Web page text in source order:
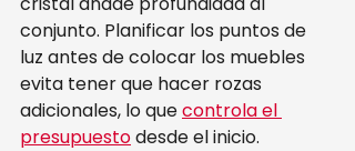
conjunto. Planificar los puntos de
luz antes de colocar los muebles
evita tener que hacer rozas
adicionales, lo que controla el
presupuesto desde el inicio.